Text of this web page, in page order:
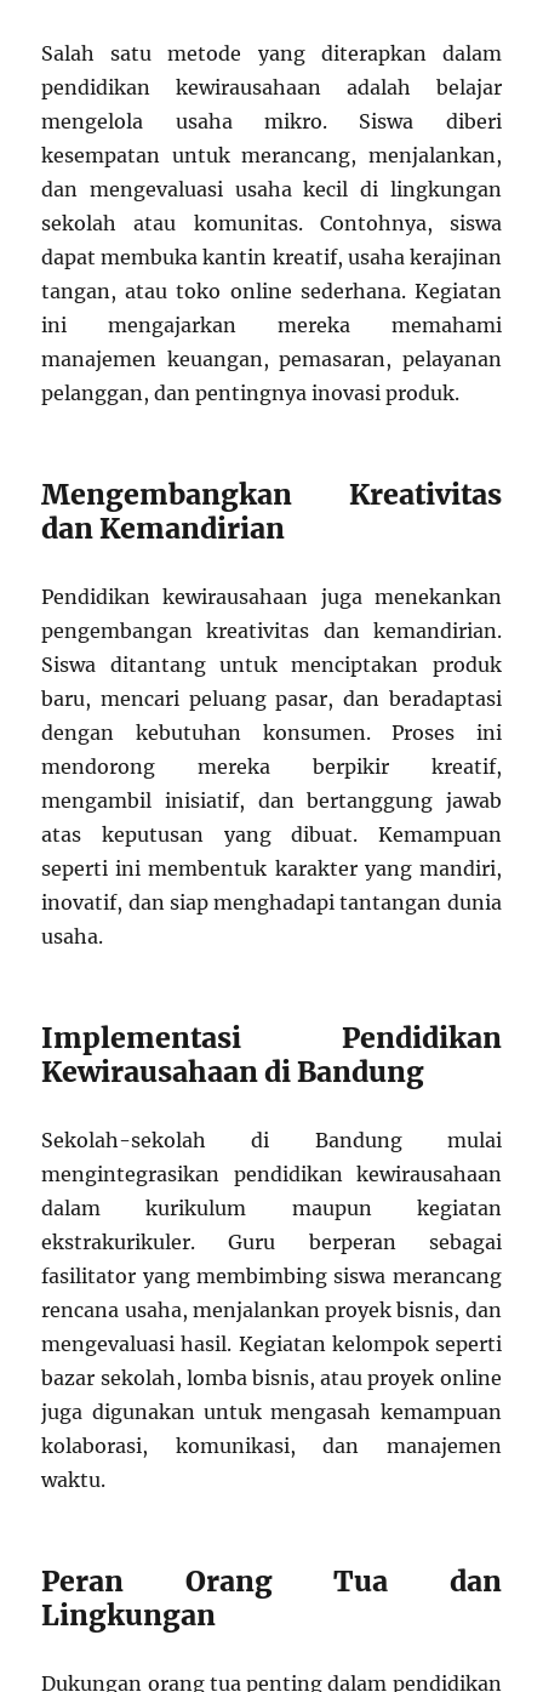
Salah satu metode yang diterapkan dalam
pendidikan kewirausahaan adalah belajar
mengelola usaha mikro. Siswa diberi
kesempatan untuk merancang, menjalankan,
dan mengevaluasi usaha kecil di lingkungan
sekolah atau komunitas. Contohnya, siswa
dapat membuka kantin kreatif, usaha kerajinan
tangan, atau toko online sederhana. Kegiatan
ini mengajarkan mereka memahami
manajemen keuangan, pemasaran, pelayanan
pelanggan, dan pentingnya inovasi produk.
Mengembangkan Kreativitas
dan Kemandirian
Pendidikan kewirausahaan juga menekankan
pengembangan kreativitas dan kemandirian.
Siswa ditantang untuk menciptakan produk
baru, mencari peluang pasar, dan beradaptasi
dengan kebutuhan konsumen. Proses ini
mendorong mereka berpikir kreatif,
mengambil inisiatif, dan bertanggung jawab
atas keputusan yang dibuat. Kemampuan
seperti ini membentuk karakter yang mandiri,
inovatif, dan siap menghadapi tantangan dunia
usaha.
Implementasi Pendidikan
Kewirausahaan di Bandung
Sekolah-sekolah di Bandung mulai
mengintegrasikan pendidikan kewirausahaan
dalam kurikulum maupun kegiatan
ekstrakurikuler. Guru berperan sebagai
fasilitator yang membimbing siswa merancang
rencana usaha, menjalankan proyek bisnis, dan
mengevaluasi hasil. Kegiatan kelompok seperti
bazar sekolah, lomba bisnis, atau proyek online
juga digunakan untuk mengasah kemampuan
kolaborasi, komunikasi, dan manajemen
waktu.
Peran Orang Tua dan
Lingkungan
Dukungan orang tua penting dalam pendidikan